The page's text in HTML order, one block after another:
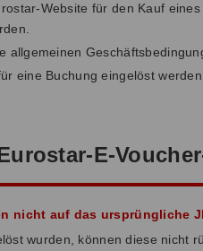
Website für den Kauf
allgemeinen
eine Buchung eingelöst
E-
nicht auf das ursprüngliche
wurden, können diese nicht